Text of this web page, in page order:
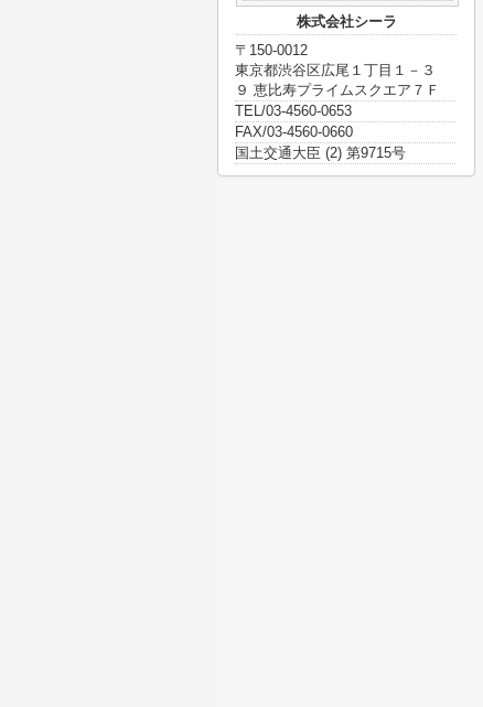
株式会社シーラ
〒150-0012
東京都渋谷区広尾１丁目１－３
９ 恵比寿プライムスクエア７Ｆ
TEL/03-4560-0653
FAX/03-4560-0660
国土交通大臣 (2) 第9715号